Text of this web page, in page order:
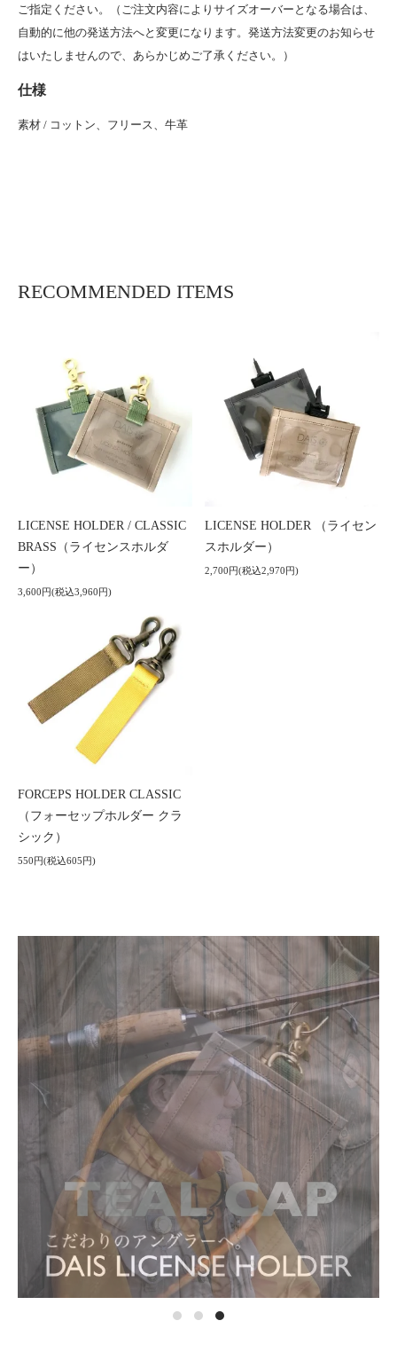
ご指定ください。（ご注文内容によりサイズオーバーとなる場合は、
自動的に他の発送方法へと変更になります。発送方法変更のお知らせ
はいたしませんので、あらかじめご了承ください。）
仕様
素材 / コットン、フリース、牛革
RECOMMENDED ITEMS
LICENSE HOLDER / CLASSIC
BRASS（ライセンスホルダ
ー）
3,600円(税込3,960円)
LICENSE HOLDER （ライセン
スホルダー）
2,700円(税込2,970円)
FORCEPS HOLDER CLASSIC
（フォーセップホルダー クラ
シック）
550円(税込605円)